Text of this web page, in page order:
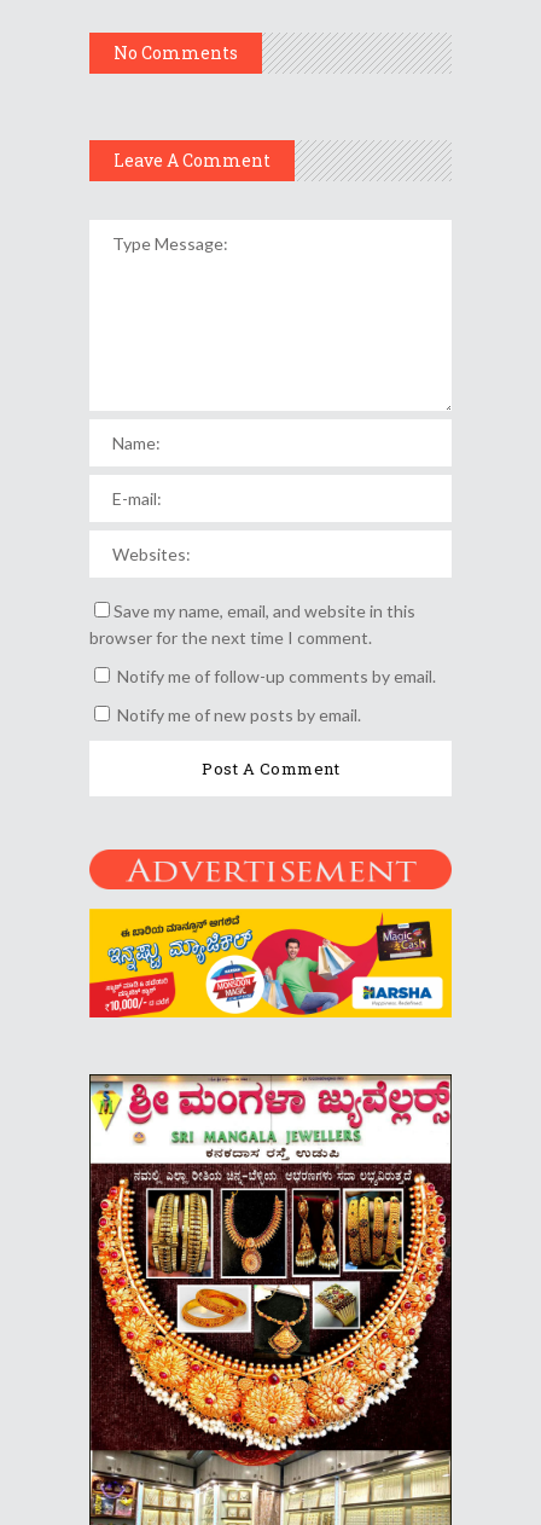
No Comments
Leave A Comment
Save my name, email, and website in this
browser for the next time I comment.
Notify me of follow-up comments by email.
Notify me of new posts by email.